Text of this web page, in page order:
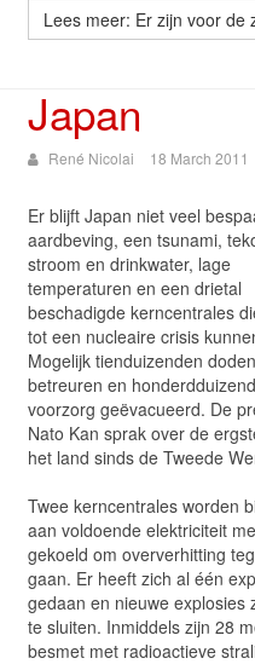
Lees meer: Er zijn voor de
Japan
René Nicolai 18 March 2011
Er blijft Japan niet veel
aardbeving, een tsunami,
stroom en drinkwater, lage
temperaturen en een drietal
beschadigde kerncentrales
tot een nucleaire crisis
Mogelijk tienduizenden
betreuren en
voorzorg geëvacueerd. De
Nato Kan sprak over de
het land sinds de Tweede
Twee kerncentrales worden
aan voldoende elektriciteit
gekoeld om oververhitting
gaan. Er heeft zich al één
gedaan en nieuwe explosies
te sluiten. Inmiddels zijn 28
besmet met radioactieve